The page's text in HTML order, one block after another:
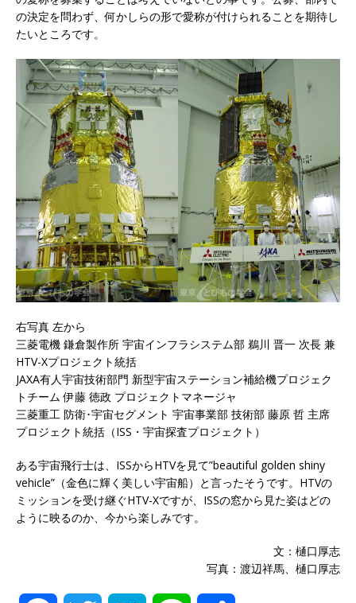
の決定を問わず、何かしらの形で愛称が付けられることを期待し
たいところです。
右写真 左から
三菱電機 鎌倉製作所 宇宙インフラシステム部 鵜川 晋一 次長 兼
HTV-Xプロジェクト統括
JAXA有人宇宙技術部門 新型宇宙ステーション補給機プロジェク
トチーム 伊藤 徳政 プロジェクトマネージャ
三菱重工 防衛･宇宙セグメント 宇宙事業部 技術部 藤原 哲 主席
プロジェクト統括（ISS・宇宙探査プロジェクト）
ある宇宙飛行士は、ISSからHTVを見て”beautiful golden shiny
vehicle”（金色に輝く美しい宇宙船）と言ったそうです。HTVの
ミッションを受け継ぐHTV-Xですが、ISSの窓から見た姿はどの
ように映るのか、今から楽しみです。
文：樋口厚志
写真：渡辺祥馬、樋口厚志